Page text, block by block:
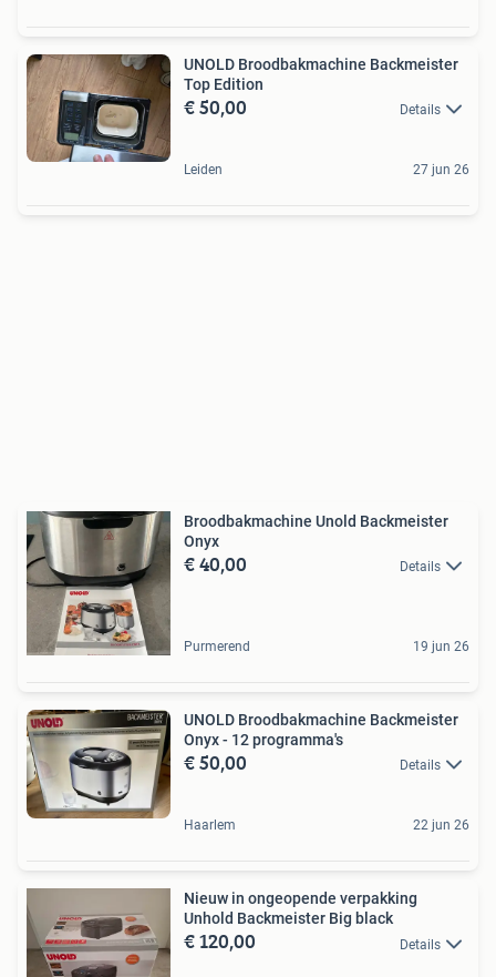
UNOLD Broodbakmachine Backmeister
Top Edition
€ 50,00 Details
Leiden 27 jun 26
Broodbakmachine Unold Backmeister
Onyx
€ 40,00 Details
Purmerend 19 jun 26
UNOLD Broodbakmachine Backmeister
Onyx - 12 programma's
€ 50,00 Details
Haarlem 22 jun 26
Nieuw in ongeopende verpakking
Unhold Backmeister Big black
€ 120,00 Details